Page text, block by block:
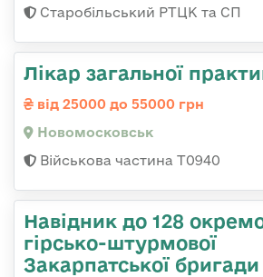
Старобільський РТЦК та СП
Лікар загальної
від 25000 до 55000 грн
Новомосковськ
Військова частина Т0940
Навідник до 128
гірсько-штурмової
Закарпатської бригади